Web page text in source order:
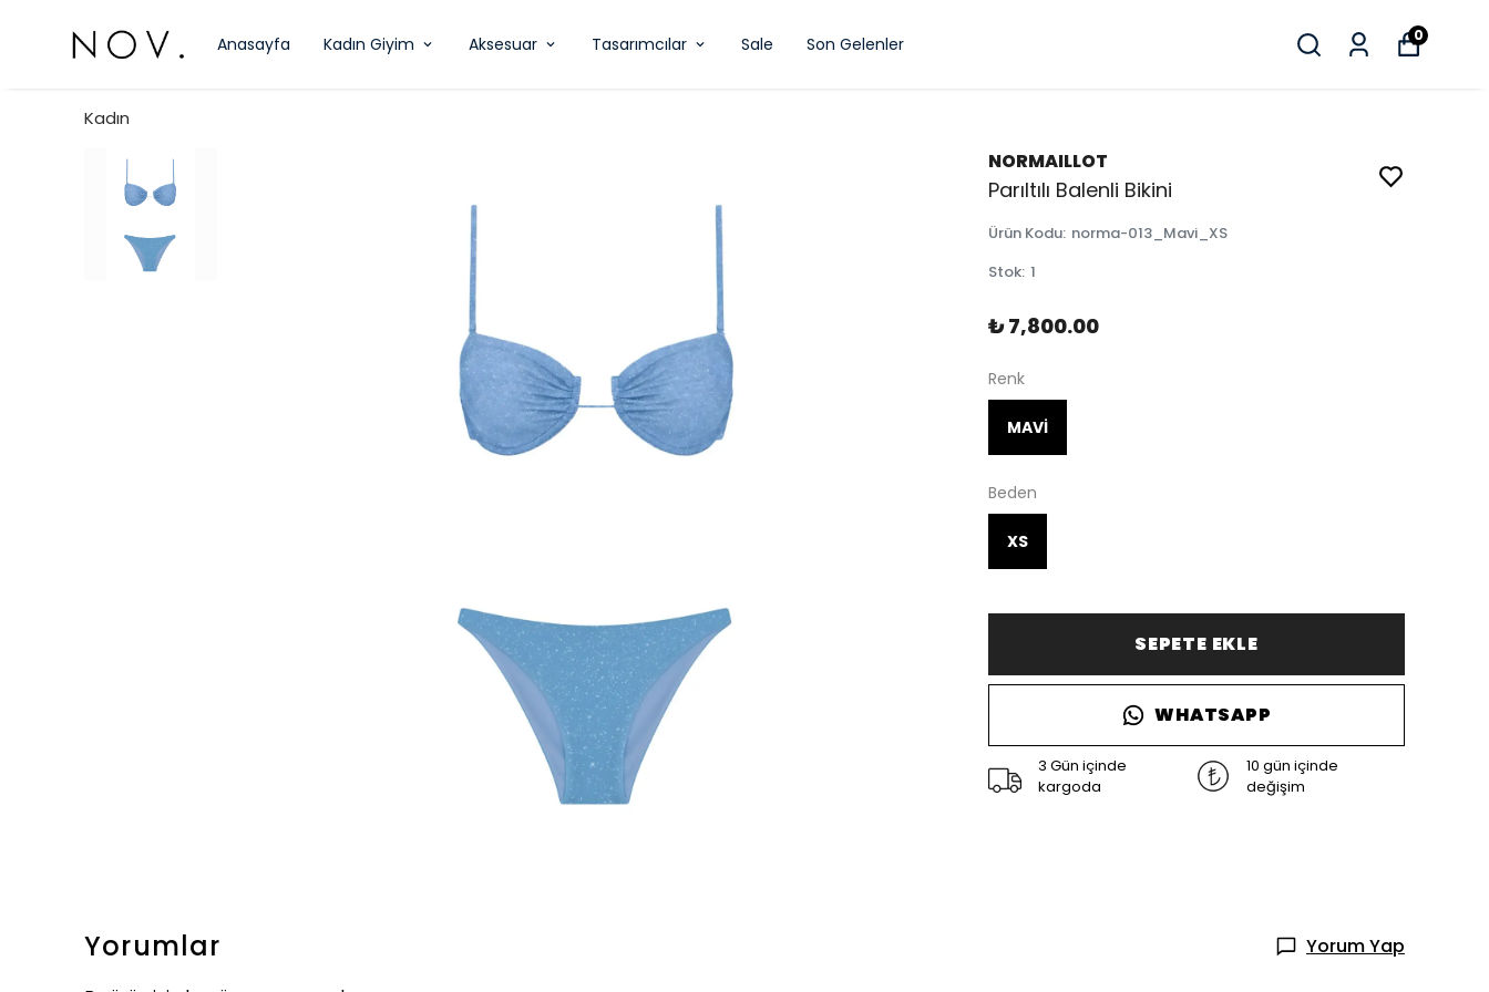
Anasayfa Kadın Giyim Aksesuar Tasarımcılar Sale Son Gelenler 0
Kadın
NORMAILLOT
Parıltılı Balenli Bikini
Ürün Kodu: norma-013_Mavi_XS
Stok: 1
₺ 7,800.00
Renk
MAVİ
Beden
XS
SEPETE EKLE
WHATSAPP
3 Gün içinde
kargoda
10 gün içinde
değişim
Yorumlar
Yorum Yap